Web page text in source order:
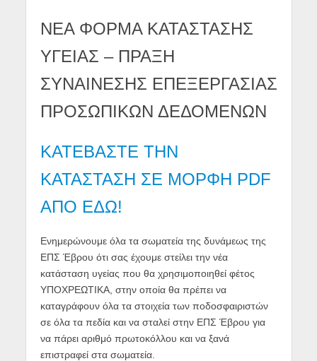
ΝΕΑ ΦΟΡΜΑ ΚΑΤΑΣΤΑΣΗΣ
ΥΓΕΙΑΣ – ΠΡΑΞΗ
ΣΥΝΑΙΝΕΣΗΣ ΕΠΕΞΕΡΓΑΣΙΑΣ
ΠΡΟΣΩΠΙΚΩΝ ΔΕΔΟΜΕΝΩΝ
ΚΑΤΕΒΑΣΤΕ ΤΗΝ
ΚΑΤΑΣΤΑΣΗ ΣΕ ΜΟΡΦΗ PDF
ΑΠΟ ΕΔΩ!
Ενημερώνουμε όλα τα σωματεία της δυνάμεως της
ΕΠΣ Έβρου ότι σας έχουμε στείλει την νέα
κατάσταση υγείας που θα χρησιμοποιηθεί φέτος
ΥΠΟΧΡΕΩΤΙΚΑ, στην οποία θα πρέπει να
καταγράφουν όλα τα στοιχεία των ποδοσφαιριστών
σε όλα τα πεδία και να σταλεί στην ΕΠΣ Έβρου για
να πάρει αριθμό πρωτοκόλλου και να ξανά
επιστραφεί στα σωματεία.